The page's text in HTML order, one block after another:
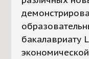
бакалавриату